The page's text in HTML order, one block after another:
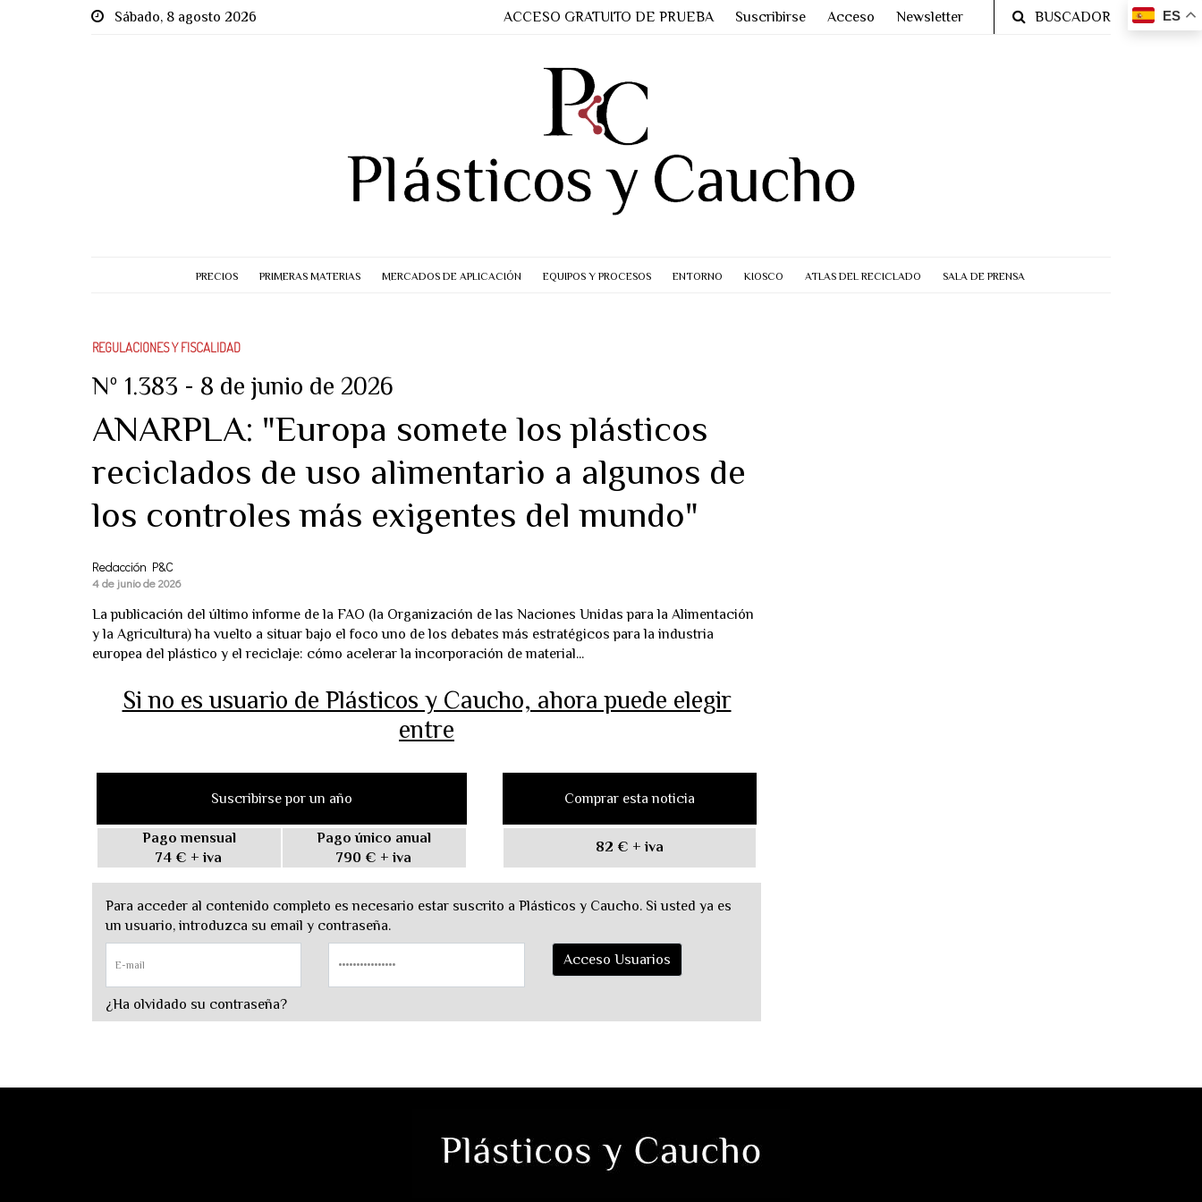
ES
Sábado, 8 agosto 2026 ACCESO GRATUITO DE PRUEBA Suscribirse Acceso Newsletter BUSCADOR
PRECIOS PRIMERAS MATERIAS MERCADOS DE APLICACIÓN EQUIPOS Y PROCESOS ENTORNO KIOSCO ATLAS DEL RECICLADO SALA DE PRENSA
REGULACIONES Y FISCALIDAD
Nº 1.383 - 8 de junio de 2026
ANARPLA: "Europa somete los plásticos
reciclados de uso alimentario a algunos de
los controles más exigentes del mundo"
Redacción P&C
4 de junio de 2026
La publicación del último informe de la FAO (la Organización de las Naciones Unidas para la Alimentación
y la Agricultura) ha vuelto a situar bajo el foco uno de los debates más estratégicos para la industria
europea del plástico y el reciclaje: cómo acelerar la incorporación de material...
Si no es usuario de Plásticos y Caucho, ahora puede elegir
entre
Suscribirse por un año
Pago mensual
74 € + iva
Pago único anual
790 € + iva
Comprar esta noticia
82 € + iva
Para acceder al contenido completo es necesario estar suscrito a Plásticos y Caucho. Si usted ya es
un usuario, introduzca su email y contraseña.
¿Ha olvidado su contraseña?